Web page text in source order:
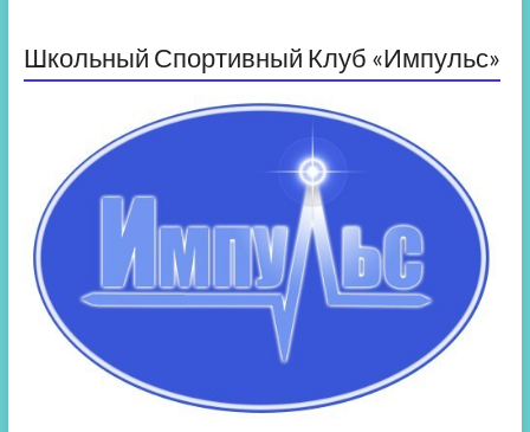
Школьный Спортивный Клуб «Импульс»